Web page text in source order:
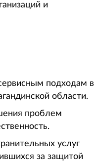
и
подходам в
области.
проблем
услуг
за защитой